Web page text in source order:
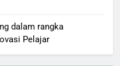
dalam rangka
Pelajar